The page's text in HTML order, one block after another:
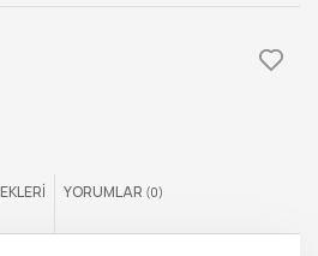
YORUMLAR (0)